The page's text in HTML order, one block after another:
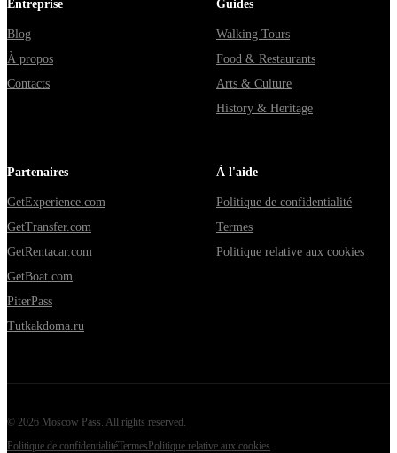
Entreprise
Blog
À propos
Contacts
Guides
Walking Tours
Food & Restaurants
Arts & Culture
History & Heritage
Partenaires
GetExperience.com
GetTransfer.com
GetRentacar.com
GetBoat.com
PiterPass
Tutkakdoma.ru
À l'aide
Politique de confidentialité
Termes
Politique relative aux cookies
© 2026 Moscow Pass. All rights reserved.
Politique de confidentialitéTermes Politique relative aux cookies